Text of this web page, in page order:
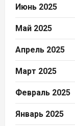
Июнь 2025
Май 2025
Апрель 2025
Март 2025
Февраль 2025
Январь 2025